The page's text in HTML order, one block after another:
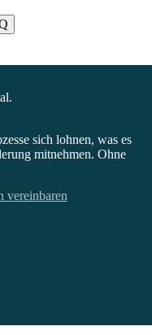
sich lohnen, was es
mitnehmen. Ohne
vereinbaren